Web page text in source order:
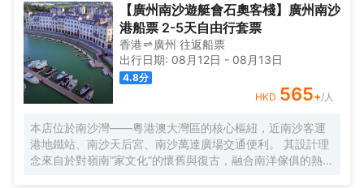
券，可輕鬆前往南沙天后宮、南沙濕地公園、廣汽科技館及
環宇城購物中心等。 酒店共有261間以海洋為設計靈感的客
房及套房，詮釋現代經典與優雅，滿足休閒賓客對在地文化
的探索與體驗。配備粵式風味的林苑中餐廳、中西結合的漁
人碼頭全日餐廳以及”雙重身份”的薄荷酒吧，體驗創新融合的
珍饈美饌。酒店擁有馬丁叔叔的農場，小朋友們可盡情與小
動物們互動亦或參與馬丁叔叔課堂，共度愉快的親子時光。
同時，酒店擁有1,600平方米的宴會及會議場地以及寬敞的戶
外草坪，可滿足不同的會議及宴會需求，無論商務出行亦或
休閒旅遊期待與您共赴南沙，遇見另一種可能。
【廣州南沙遊艇會石奧客棧】廣州南沙
港船票 2-5天自由行套票
香港 廣州 往返船票
出行日期: 08月12日 - 08月13日
4.8分
HKD 565+/人
本店位於南沙灣——粵港澳大灣區的核心樞紐，近南沙客運
港地鐵站、南沙天后宮、南沙萬達廣場交通便利。 其設計理
念來自於對嶺南“家文化”的懷舊與復古，融合南洋傢俱的熱情